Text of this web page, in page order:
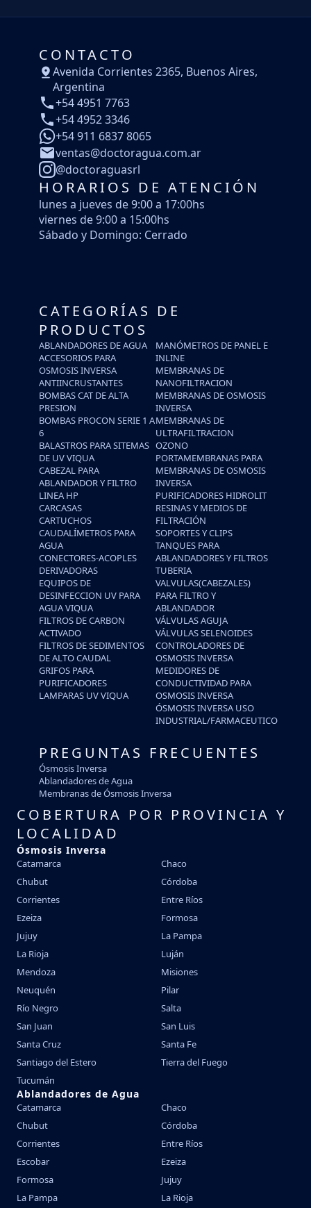
CONTACTO
Avenida Corrientes 2365, Buenos Aires,
Argentina
+54 4951 7763
+54 4952 3346
+54 911 6837 8065
ventas@doctoragua.com.ar
@doctoraguasrl
HORARIOS DE ATENCIÓN
lunes a jueves de 9:00 a 17:00hs
viernes de 9:00 a 15:00hs
Sábado y Domingo: Cerrado
CATEGORÍAS DE
PRODUCTOS
ABLANDADORES DE AGUA
ACCESORIOS PARA
OSMOSIS INVERSA
ANTIINCRUSTANTES
BOMBAS CAT DE ALTA
PRESION
BOMBAS PROCON SERIE 1 A
6
BALASTROS PARA SITEMAS
DE UV VIQUA
CABEZAL PARA
ABLANDADOR Y FILTRO
LINEA HP
CARCASAS
CARTUCHOS
CAUDALÍMETROS PARA
AGUA
CONECTORES-ACOPLES
DERIVADORAS
EQUIPOS DE
DESINFECCION UV PARA
AGUA VIQUA
FILTROS DE CARBON
ACTIVADO
FILTROS DE SEDIMENTOS
DE ALTO CAUDAL
GRIFOS PARA
PURIFICADORES
LAMPARAS UV VIQUA
MANÓMETROS DE PANEL E
INLINE
MEMBRANAS DE
NANOFILTRACION
MEMBRANAS DE OSMOSIS
INVERSA
MEMBRANAS DE
ULTRAFILTRACION
OZONO
PORTAMEMBRANAS PARA
MEMBRANAS DE OSMOSIS
INVERSA
PURIFICADORES HIDROLIT
RESINAS Y MEDIOS DE
FILTRACIÓN
SOPORTES Y CLIPS
TANQUES PARA
ABLANDADORES Y FILTROS
TUBERIA
VALVULAS(CABEZALES)
PARA FILTRO Y
ABLANDADOR
VÁLVULAS AGUJA
VÁLVULAS SELENOIDES
CONTROLADORES DE
OSMOSIS INVERSA
MEDIDORES DE
CONDUCTIVIDAD PARA
OSMOSIS INVERSA
ÓSMOSIS INVERSA USO
INDUSTRIAL/FARMACEUTICO
PREGUNTAS FRECUENTES
Ósmosis Inversa
Ablandadores de Agua
Membranas de Ósmosis Inversa
COBERTURA POR PROVINCIA Y
LOCALIDAD
Ósmosis Inversa
Catamarca
Chaco
Chubut
Córdoba
Corrientes
Entre Ríos
Ezeiza
Formosa
Jujuy
La Pampa
La Rioja
Luján
Mendoza
Misiones
Neuquén
Pilar
Río Negro
Salta
San Juan
San Luis
Santa Cruz
Santa Fe
Santiago del Estero
Tierra del Fuego
Tucumán
Ablandadores de Agua
Catamarca
Chaco
Chubut
Córdoba
Corrientes
Entre Ríos
Escobar
Ezeiza
Formosa
Jujuy
La Pampa
La Rioja